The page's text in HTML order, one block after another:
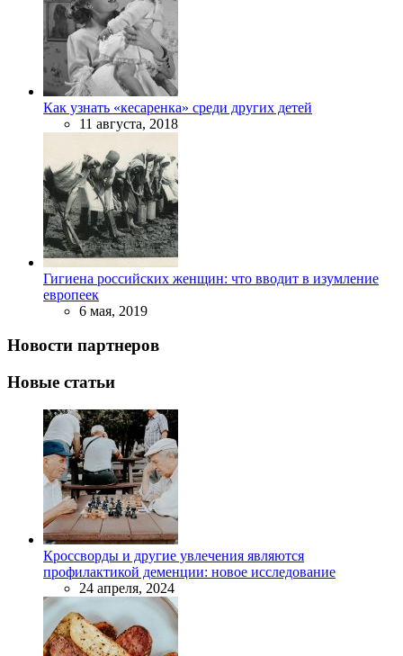
Как узнать «кесаренка» среди других детей
11 августа, 2018
Гигиена российских женщин: что вводит в изумление
европеек
6 мая, 2019
Новости партнеров
Новые статьи
Кроссворды и другие увлечения являются
профилактикой деменции: новое исследование
24 апреля, 2024